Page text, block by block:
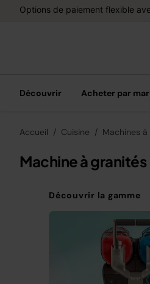
Options de paiement flexible
Découvrir Acheter par
Accueil Cuisine Machines
Machine à granités
Découvrir la gamme